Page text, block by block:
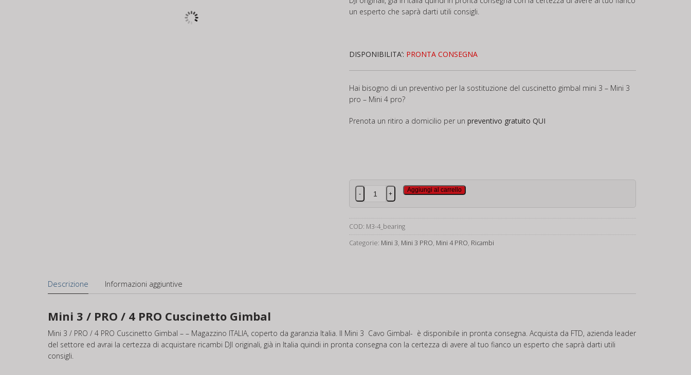
un esperto che saprà darti utili consigli.
DISPONIBILITA’: PRONTA CONSEGNA
Hai bisogno di un preventivo per la sostituzione del cuscinetto gimbal mini 3 – Mini 3
pro – Mini 4 pro?
Prenota un ritiro a domicilio per un preventivo gratuito QUI
Mini
3
PRO
/
4
quantità
- +
Aggiungi al carrello
COD: M3-4_bearing
Categorie: Mini 3, Mini 3 PRO, Mini 4 PRO, Ricambi
Descrizione Informazioni aggiuntive
Mini 3 / PRO / 4 PRO Cuscinetto Gimbal
Mini 3 / PRO / 4 PRO Cuscinetto Gimbal – – Magazzino ITALIA, coperto da garanzia Italia. Il Mini 3 Cavo Gimbal- è disponibile in pronta consegna. Acquista da FTD, azienda leader
del settore ed avrai la certezza di acquistare ricambi DJI originali, già in Italia quindi in pronta consegna con la certezza di avere al tuo fianco un esperto che saprà darti utili
consigli.